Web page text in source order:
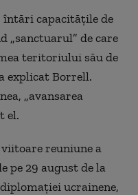
capacităţile de
„sanctuarul” de care
teritoriului său de
explicat Borrell.
„avansarea
el.
reuniune a
pe 29 august de la
ucrainene,